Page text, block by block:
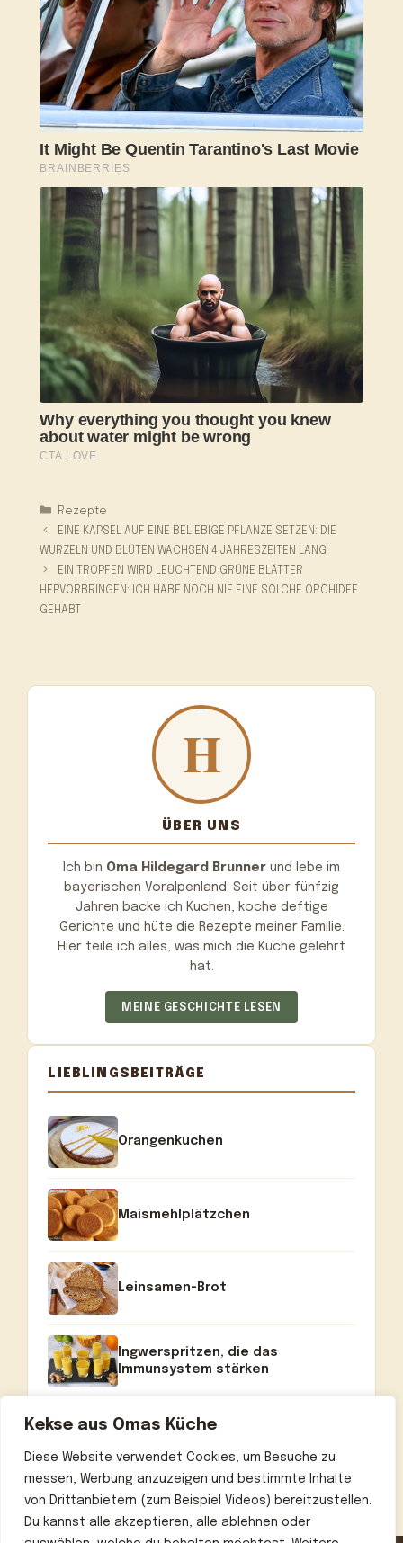
Kekse aus Omas Küche
Diese Website verwendet Cookies, um Besuche zu
messen, Werbung anzuzeigen und bestimmte Inhalte
von Drittanbietern (zum Beispiel Videos) bereitzustellen.
Du kannst alle akzeptieren, alle ablehnen oder
Kategorien
Rezepte
EINE KAPSEL AUF EINE BELIEBIGE PFLANZE SETZEN: DIE
WURZELN UND BLÜTEN WACHSEN 4 JAHRESZEITEN LANG
EIN TROPFEN WIRD LEUCHTEND GRÜNE BLÄTTER
HERVORBRINGEN: ICH HABE NOCH NIE EINE SOLCHE ORCHIDEE
GEHABT
ÜBER UNS
Ich bin Oma Hildegard Brunner und lebe im
bayerischen Voralpenland. Seit über fünfzig
Jahren backe ich Kuchen, koche deftige
Gerichte und hüte die Rezepte meiner Familie.
Hier teile ich alles, was mich die Küche gelehrt
hat.
MEINE GESCHICHTE LESEN
LIEBLINGSBEITRÄGE
Orangenkuchen
Maismehlplätzchen
Leinsamen-Brot
Ingwerspritzen, die das
Immunsystem stärken